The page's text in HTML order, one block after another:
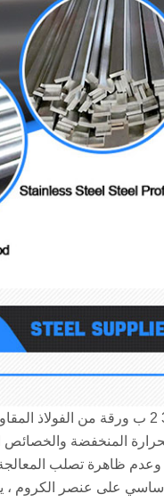
304 2 ب ورقة من الفولاذ
أساسي على عنصر الكروم ،